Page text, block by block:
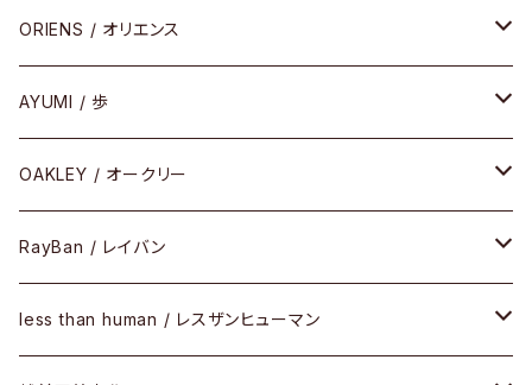
COMBI （コンビシリーズ）
PREMIUM（プレミアムシリーズ）
PLASTIC（プラスティックシリーズ）
SIRMONT（サーモントシリーズ）
SUNSHIFT
コンビ
セル
コンビ
セル
メタル
コンビ
ORIENS / オリエンス
セルフレーム
メタルフレーム
その他
AYUMI / 歩
セルフレーム
OAKLEY / オークリー
メガネフレーム
サングラス
RayBan / レイバン
メガネフレーム
less than human / レスザンヒューマン